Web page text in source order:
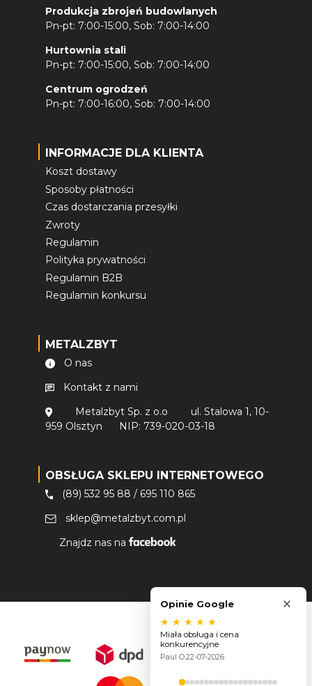
Produkcja zbrojeń budowlanych
Pn-pt: 7:00-15:00, Sob: 7:00-14:00
Hurtownia stali
Pn-pt: 7:00-15:00, Sob: 7:00-14:00
Centrum ogrodzeń
Pn-pt: 7:00-16:00, Sob: 7:00-14:00
INFORMACJE DLA KLIENTA
Koszt dostawy
Sposoby płatności
Czas dostarczania przesyłki
Zwroty
Regulamin
Polityka prywatności
Regulamin B2B
Regulamin konkursu
METALZBYT
O nas
Kontakt z nami
Metalzbyt Sp. z o.o
ul. Stalowa 1, 10-
959 Olsztyn
NIP: 739-020-03-18
OBSŁUGA SKLEPU INTERNETOWEGO
(89) 532 95 88 / 695 110 865
sklep@metalzbyt.com.pl
Znajdz nas na
Opinie Google ×
★ ★ ★ ★ ★
Miała obsługa i cena
konkurencyjne
Paul O.22-07-2026